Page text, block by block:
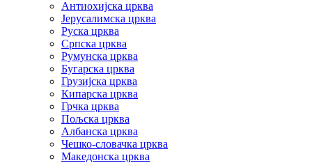
Антиохијска црква
Јерусалимска црква
Руска црква
Српска црква
Румунска црква
Бугарска црква
Грузијска црква
Кипарска црква
Грчка црква
Пољска црква
Албанска црква
Чешко-словачка црква
Македонска црква